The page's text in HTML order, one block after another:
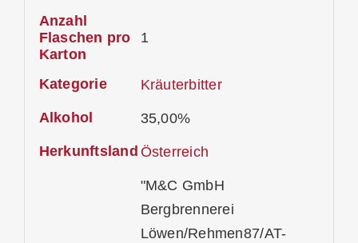
Anzahl
Flaschen pro
Karton
1
Kategorie Kräuterbitter
Alkohol 35,00%
Herkunftsland Österreich
"M&C GmbH
Bergbrennerei
Löwen/Rehmen87/AT-